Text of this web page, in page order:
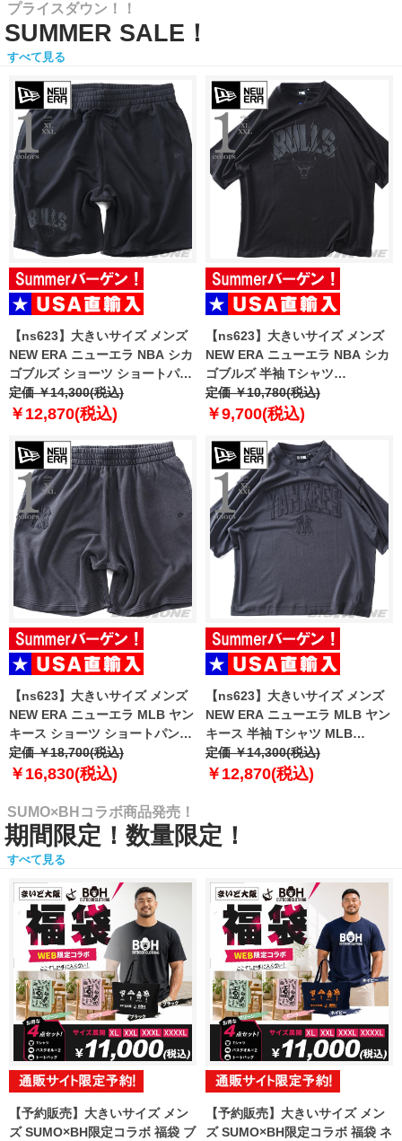
プライスダウン！！
SUMMER SALE！
すべて見る
【ns623】大きいサイズ メンズ
NEW ERA ニューエラ NBA シカ
ゴブルズ ショーツ ショートパン
ツ ハーフパンツ NBA CHICAGO
BULLS BLACK SHORTS USA直
定価 ￥14,300(税込)
￥12,870(税込)
【ns623】大きいサイズ メンズ
NEW ERA ニューエラ NBA シカ
ゴブルズ 半袖 Tシャツ
CHICAGO BULLS NBA BLACK
OVERSIZED T-SHIRT USA直輸
定価 ￥10,780(税込)
￥9,700(税込)
【ns623】大きいサイズ メンズ
NEW ERA ニューエラ MLB ヤン
キース ショーツ ショートパンツ
ハーフパンツ MLB WASHED
NEW YORK YANKEES T-SHIRT
定価 ￥18,700(税込)
￥16,830(税込)
【ns623】大きいサイズ メンズ
NEW ERA ニューエラ MLB ヤン
キース 半袖 Tシャツ MLB
WASHED NEW YORK YANKEES
T-SHIRT USA直輸入 60771645
定価 ￥14,300(税込)
￥12,870(税込)
SUMO×BHコラボ商品発売！
期間限定！数量限定！
すべて見る
【予約販売】大きいサイズ メン
ズ SUMO×BH限定コラボ 福袋 ブ
【予約販売】大きいサイズ メン
ズ SUMO×BH限定コラボ 福袋 ネ